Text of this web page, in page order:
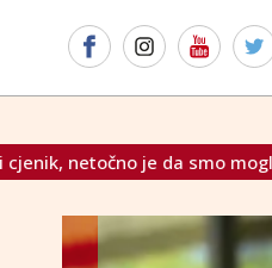
zaraditi više od